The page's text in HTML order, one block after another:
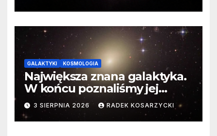
GALAKTYKI KOSMOLOGIA
Największa znana galaktyka.
W końcu poznaliśmy jej
faktyczne wymiary
3 SIERPNIA 2026 RADEK KOSARZYCKI